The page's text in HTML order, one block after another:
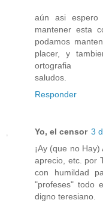
aún asi
mantener esta
podamos
placer, y
ortografia
saludos.
Responder
Yo, el censor 3
¡Ay (que no
aprecio, etc. por
con humildad
"profeses" todo
digno teresiano.